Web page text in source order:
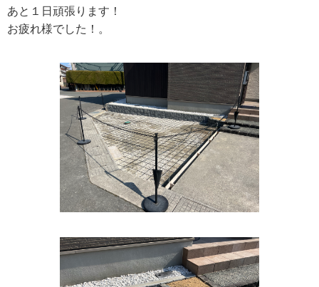
あと１日頑張ります！
お疲れ様でした！。